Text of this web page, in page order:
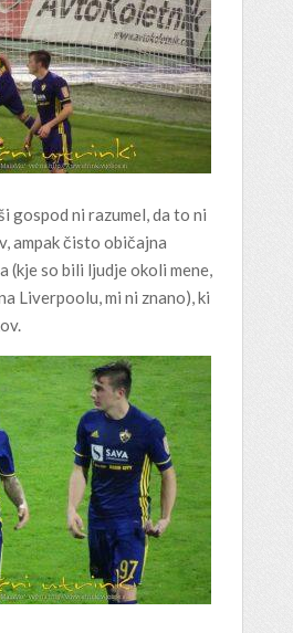
gospod ni razumel, da to ni
ampak čisto običajna
(kje so bili ljudje okoli mene,
Liverpoolu, mi ni znano), ki